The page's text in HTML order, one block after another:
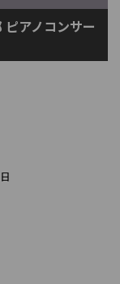
アノコンサー